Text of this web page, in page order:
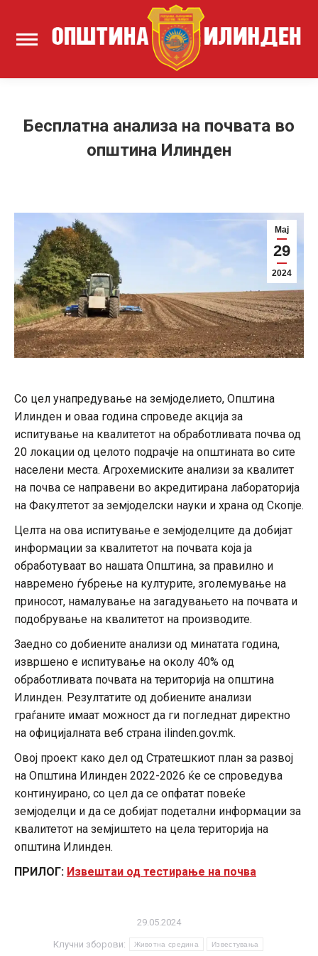
Бесплатна анализа на почвата во
општина Илинден
Мај
29
2024
Со цел унапредување на земјоделието, Општина
Илинден и оваа година спроведе акција за
испитување на квалитетот на обработливата почва од
20 локации од целото подрачје на општината во сите
населени места. Агрохемиските анализи за квалитет
на почва се направени во акредитирана лабораторија
на Факултетот за земјоделски науки и храна од Скопје.
Целта на ова испитување е земјоделците да добијат
информации за квалитетот на почвата која ја
обработуваат во нашата Општина, за правилно и
навремено ѓубрење на културите, зголемување на
приносот, намалување на загадувањето на почвата и
подобрување на квалитетот на производите.
Заедно со добиените анализи од минатата година,
извршено е испитување на околу 40% од
обработливата почвата на територија на општина
Илинден. Резултатите од добиените анализи
граѓаните имаат можност да ги погледнат директно
на официјалната веб страна ilinden.gov.mk.
Овој проект како дел од Стратешкиот план за развој
на Општина Илинден 2022-2026 ќе се спроведува
континуирано, со цел да се опфатат повеќе
земјоделци и да се добијат подетални информации за
квалитетот на земјиштето на цела територија на
општина Илинден.
ПРИЛОГ: Извештаи од тестирање на почва
29.05.2024
Клучни зборови: Животна средина Известувања